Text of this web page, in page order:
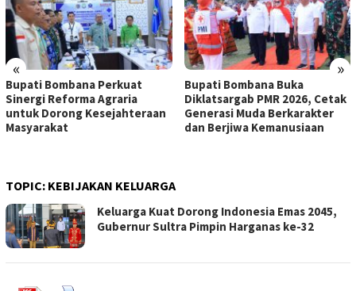
« »
Bupati Bombana Perkuat
Sinergi Reforma Agraria
untuk Dorong Kesejahteraan
Masyarakat
Bupati Bombana Buka
Diklatsargab PMR 2026, Cetak
Generasi Muda Berkarakter
dan Berjiwa Kemanusiaan
TOPIC: KEBIJAKAN KELUARGA
Keluarga Kuat Dorong Indonesia Emas 2045,
Gubernur Sultra Pimpin Harganas ke-32